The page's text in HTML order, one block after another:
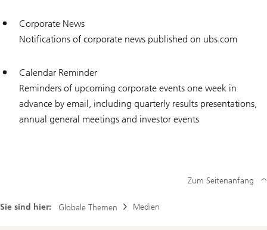
Corporate News
Notifications of corporate news published on ubs.com
Calendar Reminder
Reminders of upcoming corporate events one week in
advance by email, including quarterly results presentations,
annual general meetings and investor events
Sie sind hier: Globale Themen Medien
Zum Seitenanfang